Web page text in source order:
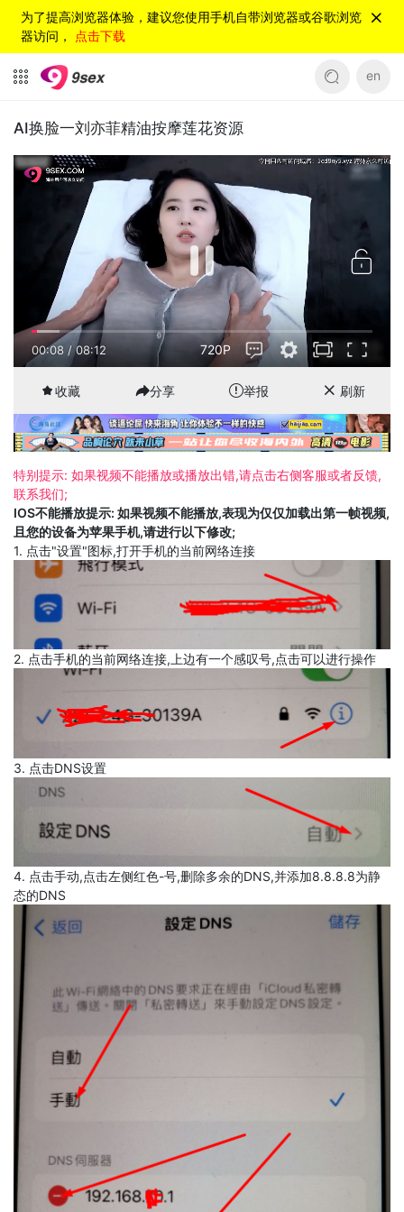
为了提高浏览器体验，建议您使用手机自带浏览器或谷歌浏览
器访问， 点击下载
en
AI换脸一刘亦菲精油按摩莲花资源
00:08 /08:12 720P
收藏 分享 举报 刷新
特别提示: 如果视频不能播放或播放出错,请点击右侧客服或者反馈,
联系我们;
IOS不能播放提示: 如果视频不能播放,表现为仅仅加载出第一帧视频,
且您的设备为苹果手机,请进行以下修改;
1. 点击"设置"图标,打开手机的当前网络连接
2. 点击手机的当前网络连接,上边有一个感叹号,点击可以进行操作
3. 点击DNS设置
4. 点击手动,点击左侧红色-号,删除多余的DNS,并添加8.8.8.8为静
态的DNS